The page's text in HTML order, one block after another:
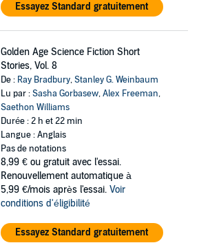
Essayez Standard gratuitement
Golden Age Science Fiction Short
Stories, Vol. 8
De : Ray Bradbury,Stanley G. Weinbaum
Lu par :Sasha Gorbasew,Alex Freeman,
Saethon Williams
Durée : 2 h et 22 min
Langue : Anglais
Pas de notations
8,99 € ou gratuit avec l'essai.
Renouvellement automatique à
5,99 €/mois après l'essai. Voir
conditions d'éligibilité
Essayez Standard gratuitement